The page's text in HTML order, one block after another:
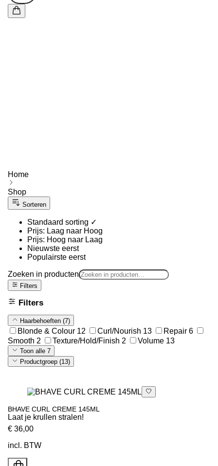
Home
Shop
Sorteren
Standaard sorting ✓
Prijs: Laag naar Hoog
Prijs: Hoog naar Laag
Nieuwste eerst
Populairste eerst
Zoeken in producten
Filters
Filters
Haarbehoeften(7)
Blonde & Colour 12 Curl/Nourish 13 Repair 6
Smooth 2 Texture/Hold/Finish 2 Volume 13
Toon alle 7
Productgroep(13)
BHAVE CURL CREME 145ML
Laat je krullen stralen!
€ 36,00
incl. BTW